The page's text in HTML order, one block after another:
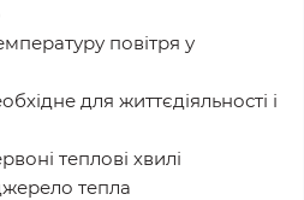
повітря у
для життєдіяльності і
теплові хвилі
тепла